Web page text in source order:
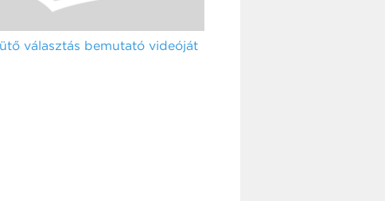
választás bemutató videóját